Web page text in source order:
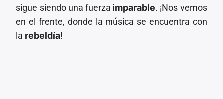
sigue siendo una fuerza imparable. ¡Nos vemos
en el frente, donde la música se encuentra con
la rebeldía!